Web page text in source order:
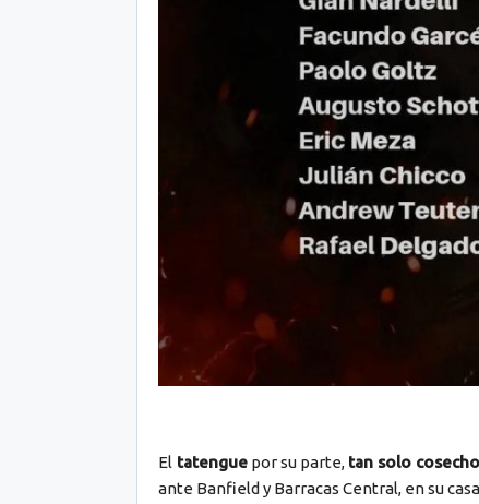
El tatenguepor su parte, tan solo
ante Banfield y Barracas Central, en su